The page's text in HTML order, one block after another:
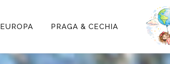
EUROPA PRAGA & CECHIA